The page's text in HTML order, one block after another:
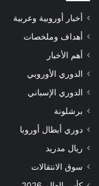
أخبار أوروبية وعربية
أهداف وملخصات
أهم الأخبار
الدوري الأوروبي
الدوري الإسباني
برشلونة
دوري أبطال أوروبا
ريال مدريد
سوق الانتقالات